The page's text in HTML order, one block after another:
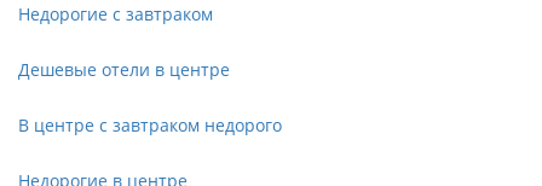
Недорогие с завтраком
Дешевые отели в центре
В центре с завтраком недорого
Недорогие в центре